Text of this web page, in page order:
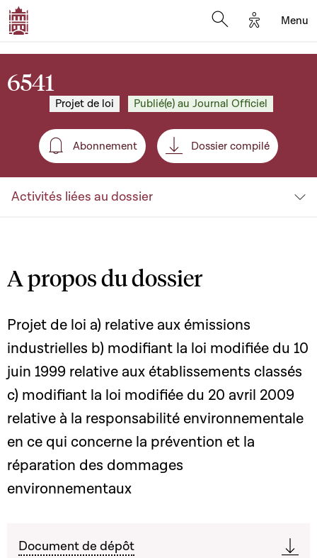
Options
Menu
6541
Projet de loi Publié(e) au Journal Officiel
Abonnement
Abonnement Dossier compilé
Activités liées au dossier
A propos du dossier
Projet de loi a) relative aux émissions
industrielles b) modifiant la loi modifiée du 10
juin 1999 relative aux établissements classés
c) modifiant la loi modifiée du 20 avril 2009
relative à la responsabilité environnementale
en ce qui concerne la prévention et la
réparation des dommages
environnementaux
Document de dépôt